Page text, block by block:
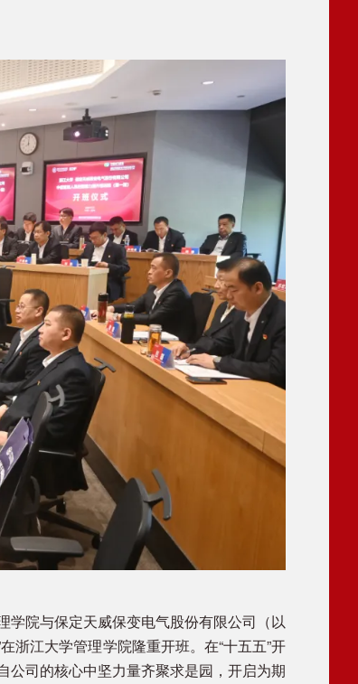
院与保定天威保变电气股份有限公司（以
浙江大学管理学院隆重开班。在“十五五”开
公司的核心中坚力量齐聚求是园，开启为期